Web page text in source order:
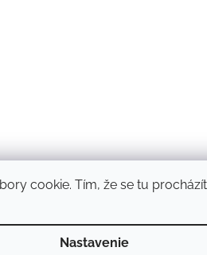
cookie. Tím, že se tu
Nastavenie